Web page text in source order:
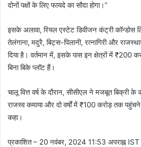
दोनों पक्षों के लिए फायदे का सौदा होगा।”
इसके अलावा, रियल एस्टेट डिवीजन कंट्री कॉन्डोस
तेलंगाना, मदुरै, बिट्स-पिलानी, रत्नागिरी और
दिया है। वर्तमान में, इसके पास इन क्षेत्रों में
बिना बिके प्लॉट हैं।
चालू वित्त वर्ष के दौरान, सीसीएल ने मजबूत बिक्री
राजस्व कमाया और दो वर्षों में ₹100 करोड़ तक
कहा।
प्रकाशित– 20 नवंबर, 2024 11:53 अपराह्न IST